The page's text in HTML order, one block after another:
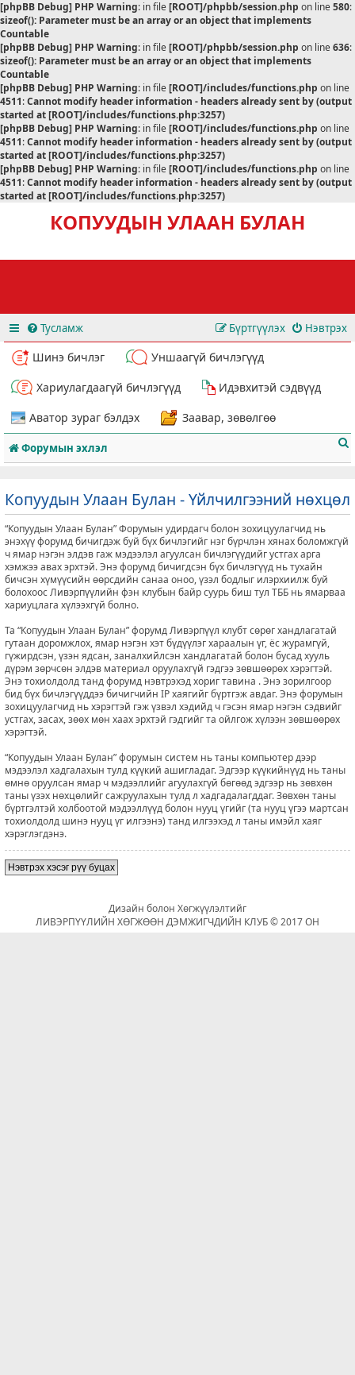
[phpBB Debug] PHP Warning: in file[ROOT]/phpbb/session.php on line580:
sizeof(): Parameter must be an array or an object that implements
Countable
[phpBB Debug] PHP Warning: in file[ROOT]/phpbb/session.php on line636:
sizeof(): Parameter must be an array or an object that implements
Countable
[phpBB Debug] PHP Warning: in file[ROOT]/includes/functions.php on line
4511:Cannot modify header information - headers already sent by (output
started at [ROOT]/includes/functions.php:3257)
[phpBB Debug] PHP Warning: in file[ROOT]/includes/functions.php on line
4511:Cannot modify header information - headers already sent by (output
started at [ROOT]/includes/functions.php:3257)
[phpBB Debug] PHP Warning: in file[ROOT]/includes/functions.php on line
4511:Cannot modify header information - headers already sent by (output
started at [ROOT]/includes/functions.php:3257)
КОПУУДЫН УЛААН БУЛАН
Тусламж Нэвтрэх
Бүртгүүлэх
Шинэ бичлэг
Уншаагүй бичлэгүүд
Хариулагдаагүй бичлэгүүд
Идэвхитэй сэдвүүд
Аватор зураг бэлдэх
Заавар, зөвөлгөө
Форумын эхлэл
Копуудын Улаан Булан - Үйлчилгээний нөхцөл
“Копуудын Улаан Булан” Форумын удирдагч болон зохицуулагчид нь
энэхүү форумд бичигдэж буй бүх бичлэгийг нэг бүрчлэн хянах боломжгүй
ч ямар нэгэн элдэв гаж мэдээлэл агуулсан бичлэгүүдийг устгах арга
хэмжээ авах эрхтэй. Энэ форумд бичигдсэн бүх бичлэгүүд нь тухайн
бичсэн хүмүүсийн өөрсдийн санаа оноо, үзэл бодлыг илэрхиилж буй
болохоос Ливэрпүүлийн фэн клубын байр суурь биш тул ТББ нь ямарваа
хариуцлага хүлээхгүй болно.
Та “Копуудын Улаан Булан” форумд Ливэрпүүл клубт сөрөг хандлагатай
гутаан доромжлох, ямар нэгэн хэт бүдүүлэг хараалын үг, ёс журамгүй,
гүжирдсэн, үзэн ядсан, заналхийлсэн хандлагатай болон бусад хууль
дүрэм зөрчсөн элдэв материал оруулахгүй гэдгээ зөвшөөрөх хэрэгтэй.
Энэ тохиолдолд танд форумд нэвтрэхэд хориг тавина . Энэ зорилгоор
бид бүх бичлэгүүддээ бичигчийн IP хаягийг бүртгэж авдаг. Энэ форумын
зохицуулагчид нь хэрэгтэй гэж үзвэл хэдийд ч гэсэн ямар нэгэн сэдвийг
устгах, засах, зөөх мөн хаах эрхтэй гэдгийг та ойлгож хүлээн зөвшөөрөх
хэрэгтэй.
“Копуудын Улаан Булан” форумын систем нь таны компьютер дээр
мэдээлэл хадгалахын тулд күүкий ашигладаг. Эдгээр күүкийнүүд нь таны
өмнө оруулсан ямар ч мэдээллийг агуулахгүй бөгөөд эдгээр нь зөвхөн
таны үзэх нөхцөлийг сажруулахын тулд л хадгадалагддаг. Зөвхөн таны
бүртгэлтэй холбоотой мэдээллүүд болон нууц үгийг (та нууц үгээ мартсан
тохиолдолд шинэ нууц үг илгээнэ) танд илгээхэд л таны имэйл хаяг
хэрэглэгдэнэ.
Нэвтрэх хэсэг рүү буцах
Дизайн болон Хөгжүүлэлтийг
ЛИВЭРПҮҮЛИЙН ХӨГЖӨӨН ДЭМЖИГЧДИЙН КЛУБ © 2017 ОН